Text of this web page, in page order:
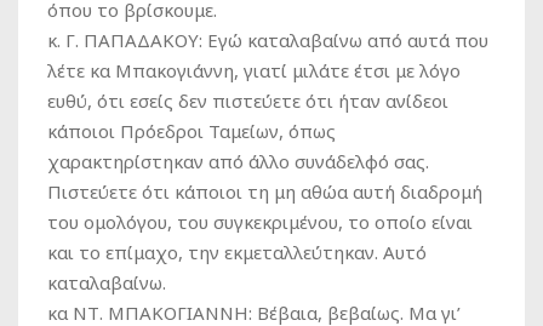
όπου το βρίσκουμε.
κ. Γ. ΠΑΠΑΔΑΚΟΥ: Εγώ καταλαβαίνω από αυτά που
λέτε κα Μπακογιάννη, γιατί μιλάτε έτσι με λόγο
ευθύ, ότι εσείς δεν πιστεύετε ότι ήταν ανίδεοι
κάποιοι Πρόεδροι Ταμείων, όπως
χαρακτηρίστηκαν από άλλο συνάδελφό σας.
Πιστεύετε ότι κάποιοι τη μη αθώα αυτή διαδρομή
του ομολόγου, του συγκεκριμένου, το οποίο είναι
και το επίμαχο, την εκμεταλλεύτηκαν. Αυτό
καταλαβαίνω.
κα ΝΤ. ΜΠΑΚΟΓΙΑΝΝΗ: Βέβαια, βεβαίως. Μα γι’